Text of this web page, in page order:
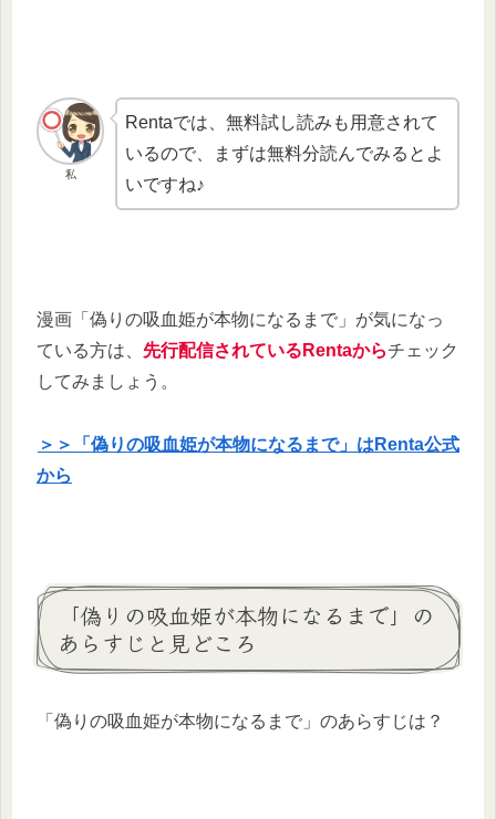
私
Rentaでは、無料試し読みも用意されて
いるので、まずは無料分読んでみるとよ
いですね♪
漫画「偽りの吸血姫が本物になるまで」が気になっ
ている方は、 先行配信されているRentaからチェック
してみましょう。
＞＞「偽りの吸血姫が本物になるまで」はRenta公式
から
「偽りの吸血姫が本物になるまで」の
あらすじと見どころ
「偽りの吸血姫が本物になるまで」のあらすじは？